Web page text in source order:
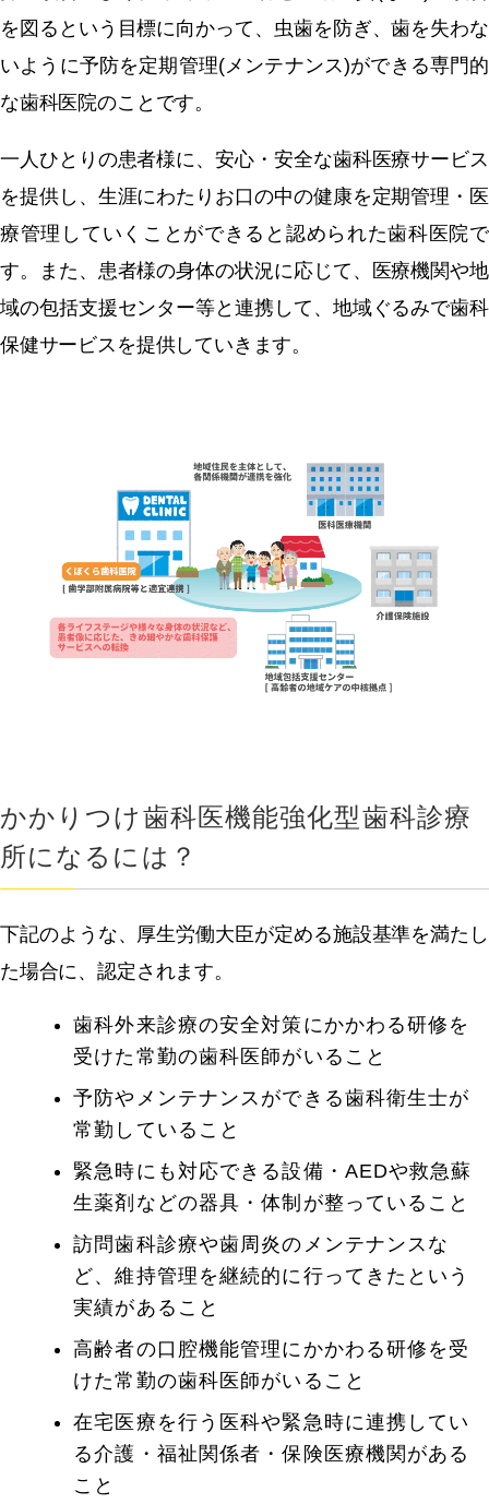
を図るという目標に向かって、虫歯を防ぎ、歯を失わな
いように予防を定期管理(メンテナンス)ができる専門的
な歯科医院のことです。
一人ひとりの患者様に、安心・安全な歯科医療サービス
を提供し、生涯にわたりお口の中の健康を定期管理・医
療管理していくことができると認められた歯科医院で
す。また、患者様の身体の状況に応じて、医療機関や地
域の包括支援センター等と連携して、地域ぐるみで歯科
保健サービスを提供していきます。
かかりつけ歯科医機能強化型歯科診療
所になるには？
下記のような、厚生労働大臣が定める施設基準を満たし
た場合に、認定されます。
歯科外来診療の安全対策にかかわる研修を
受けた常勤の歯科医師がいること
予防やメンテナンスができる歯科衛生士が
常勤していること
緊急時にも対応できる設備・AEDや救急蘇
生薬剤などの器具・体制が整っていること
訪問歯科診療や歯周炎のメンテナンスな
ど、維持管理を継続的に行ってきたという
実績があること
高齢者の口腔機能管理にかかわる研修を受
けた常勤の歯科医師がいること
在宅医療を行う医科や緊急時に連携してい
る介護・福祉関係者・保険医療機関がある
こと